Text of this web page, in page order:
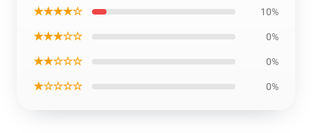
★★★★☆ 10%
★★★☆☆ 0%
★★☆☆☆ 0%
★☆☆☆☆ 0%